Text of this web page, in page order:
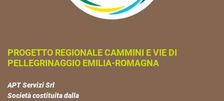
PROGETTO REGIONALE CAMMINI E VIE DI
PELLEGRINAGGIO EMILIA-ROMAGNA
APT Servizi Srl
Società costituita dalla